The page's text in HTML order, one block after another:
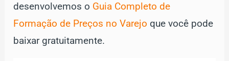
desenvolvemos o Guia Completo de
Formação de Preços no Varejo que você pode
baixar gratuitamente.